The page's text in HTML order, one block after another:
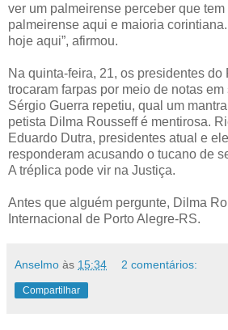
ver um palmeirense perceber que
palmeirense aqui e maioria
hoje aqui”, afirmou.
Na quinta-feira, 21, os presidentes do
trocaram farpas por meio de notas
Sérgio Guerra repetiu, qual um
petista Dilma Rousseff é mentirosa.
Eduardo Dutra, presidentes atual e
responderam acusando o tucano de
A tréplica pode vir na Justiça.
Antes que alguém pergunte, Dilma
Internacional de Porto Alegre-RS.
Anselmo às 15:34 2 comentários:
Compartilhar